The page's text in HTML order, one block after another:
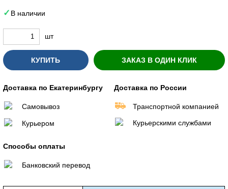
В наличии
шт
КУПИТЬ ЗАКАЗ В ОДИН КЛИК
Доставка по Екатеринбургу
Самовывоз
Курьером
Доставка по России
Транспортной компанией
Курьерскими службами
Способы оплаты
Банковский перевод